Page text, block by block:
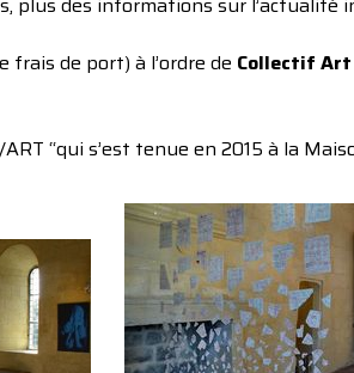
frais de port) à l’ordre de Collectif Art
“qui s’est tenue en 2015 à la